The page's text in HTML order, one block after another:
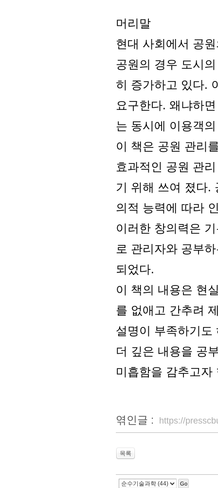
머리말
현대 사회에서 공
공원의 경우 도시
히 증가하고 있다.
요구한다. 왜냐하
는 동시에 이용객
이 책은 공원 관리
효과적인 공원 관
기 위해 쓰여 졌다.
의적 능력에 따라
이러한 창의력은
로 관리자와 공부
되었다.
이 책의 내용은 현
를 없애고 간추려
설명이 부족하기도
더 깊은 내용을 공
미흡함을 감추고자
엮인글 : https://
목록
Go